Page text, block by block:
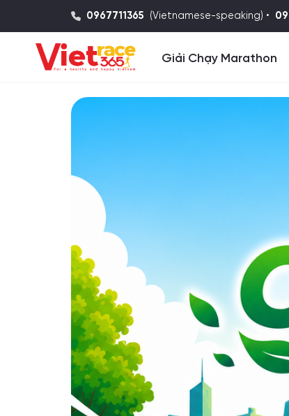
0967711365 (Vietnamese-speaking) •
Giải Chạy Marathon